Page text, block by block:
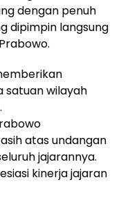
dengan penuh
dipimpin langsung
satuan wilayah
atas undangan
jajarannya.
kinerja jajaran